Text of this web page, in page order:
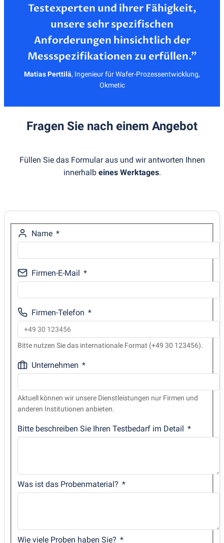
Testexperten und ihrer Fähigkeit,
unsere sehr spezifischen
Anforderungen hinsichtlich der
Matias Perttilä, Ingenieur für Wafer-Prozessentwicklung,
Okmetic
Fragen Sie nach einem Angebot
Füllen Sie das Formular aus und wir antworten Ihnen
innerhalb eines Werktages.
Name
Firmen-E-Mail
Firmen-Telefon
Bitte nutzen Sie das internationale Format (+49 30 123456).
Unternehmen
Aktuell können wir unsere Dienstleistungen nur Firmen und
anderen Institutionen anbieten.
Bitte beschreiben Sie Ihren Testbedarf im Detail
Was ist das Probenmaterial?
Wie viele Proben haben Sie?